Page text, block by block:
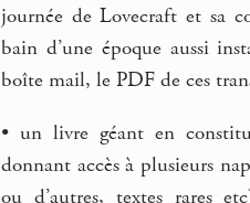
journée de Lovecraft et sa
bain d’une époque aussi
boîte mail, le PDF de ces
• un livre géant en
donnant accès à plusieurs
ou d’autres, textes rares